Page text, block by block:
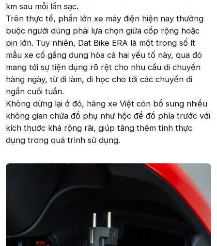
km sau mỗi lần sạc.
Trên thực tế, phần lớn xe máy điện hiện nay thường
buộc người dùng phải lựa chọn giữa cốp rộng hoặc
pin lớn. Tuy nhiên, Dat Bike ERA là một trong số ít
mẫu xe cố gắng dung hòa cả hai yếu tố này, qua đó
mang tới sự tiện dụng rõ rệt cho nhu cầu di chuyển
hàng ngày, từ đi làm, đi học cho tới các chuyến đi
ngắn cuối tuần.
Không dừng lại ở đó, hãng xe Việt còn bổ sung nhiều
không gian chứa đồ phụ như hộc để đồ phía trước với
kích thước khá rộng rãi, giúp tăng thêm tính thực
dụng trong quá trình sử dụng.